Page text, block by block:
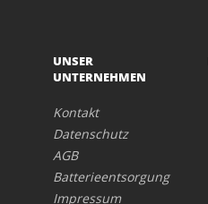
UNSER
UNTERNEHMEN
Kontakt
Datenschutz
AGB
Batterieentsorgung
Impressum